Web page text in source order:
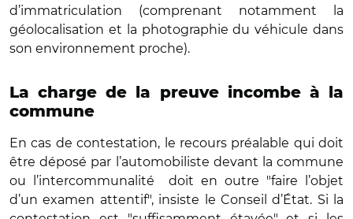
d’immatriculation (comprenant notamment la
géolocalisation et la photographie du véhicule dans
son environnement proche).
La charge de la preuve incombe à la
commune
En cas de contestation, le recours préalable qui doit
être déposé par l’automobiliste devant la commune
ou l’intercommunalité doit en outre "faire l’objet
d’un examen attentif", insiste le Conseil d’État. Si la